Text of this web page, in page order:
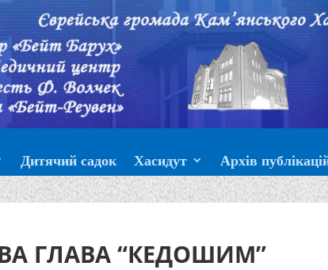
Дитячий садок Хасидут Архів
ГЛАВА “КЕДОШИМ”